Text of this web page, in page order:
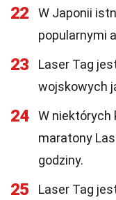
22
W Japonii
popularnymi
23
Laser Tag
wojskowych
24
W niektórych
maratony
godziny.
25
Laser Tag